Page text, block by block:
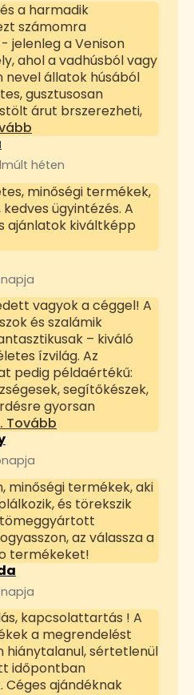
a harmadik
számomra
jelenleg a Venison
ahol a vadhúsból vagy
nevel állatok húsából
gusztusosan
árut brszerezheti,
héten
minőségi termékek,
kedves ügyintézés. A
ajánlatok kiváltképp
vagyok a céggel! A
és szalámik
– kiváló
ízvilág. Az
pedig példaértékű:
segítőkészek,
gyorsan
Tovább
minőségi termékek, aki
és törekszik
az válassza a
termékeket!
kapcsolattartás ! A
a megrendelést
hiánytalanul, sértetlenül
időpontban
Céges ajándéknak